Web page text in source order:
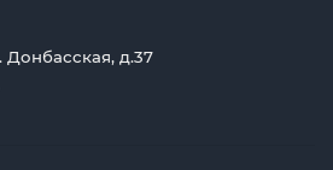
Донбасская, д.37